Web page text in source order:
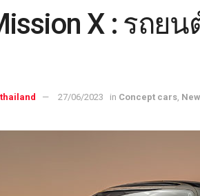
X : รถย
27/06/2023 in Concept cars